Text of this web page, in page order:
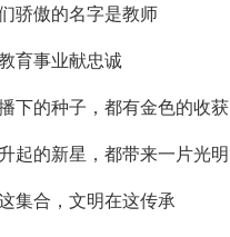
骄傲的名字是教师
育事业献忠诚
下的种子，都有金色的收获
起的新星，都带来一片光明
集合，文明在这传承